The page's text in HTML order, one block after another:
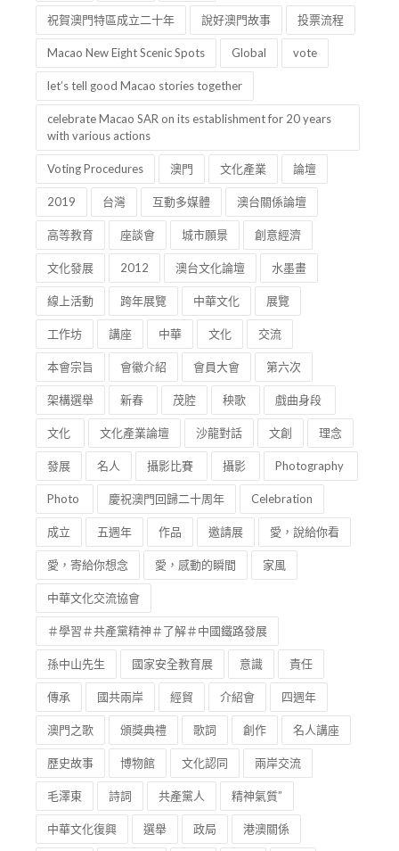
祝賀澳門特區成立二十年 說好澳門故事 投票流程
Macao New Eight Scenic Spots Global vote
let’s tell good Macao stories together
celebrate Macao SAR on its establishment for 20 years
with various actions
Voting Procedures 澳門 文化產業 論壇
2019 台灣 互動多媒體 澳台關係論壇
高等教育 座談會 城市願景 創意經濟
文化發展 2012 澳台文化論壇 水墨畫
線上活動 跨年展覽 中華文化 展覽
工作坊 講座 中華 文化 交流
本會宗旨 會徽介紹 會員大會 第六次
架構選舉 新春 茂腔 秧歌 戲曲身段
文化 文化產業論壇 沙龍對話 文創 理念
發展 名人 攝影比賽 攝影 Photography
Photo 慶祝澳門回歸二十周年 Celebration
成立 五週年 作品 邀請展 愛，說給你看
愛，寄給你想念 愛，感動的瞬間 家風
中華文化交流協會
＃學習＃共產黨精神＃了解＃中國鐵路發展
孫中山先生 國家安全教育展 意識 責任
傳承 國共兩岸 經貿 介紹會 四週年
澳門之歌 頒獎典禮 歌詞 創作 名人講座
歷史故事 博物館 文化認同 兩岸交流
毛澤東 詩詞 共產黨人 精神氣質”
中華文化復興 選舉 政局 港澳關係